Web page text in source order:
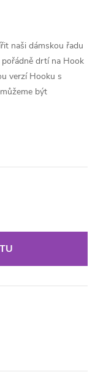
naši dámskou řadu
drtí na Hook
verzí Hooku s
být